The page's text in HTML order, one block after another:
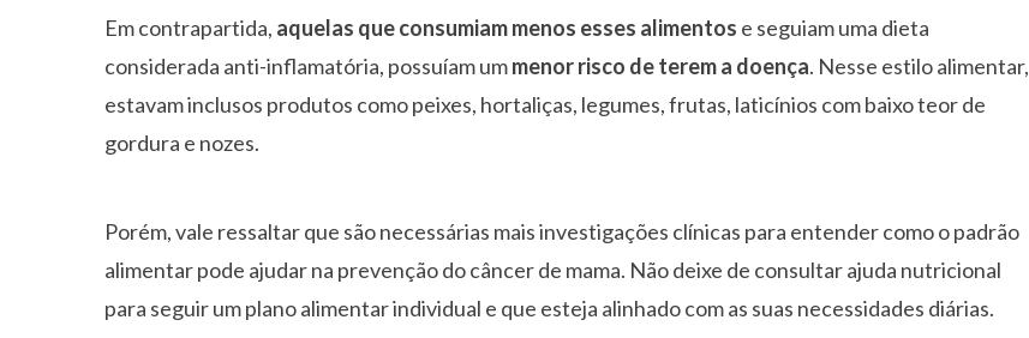
Em contrapartida, aquelas que consumiam menos esses alimentos e seguiam uma dieta
considerada anti-inflamatória, possuíam ummenor risco de terem a doença. Nesse estilo alimentar,
estavam inclusos produtos como peixes, hortaliças, legumes, frutas, laticínios com baixo teor de
gordura e nozes.
Porém, vale ressaltar que são necessárias mais investigações clínicas para entender como o padrão
alimentar pode ajudar na prevenção do câncer de mama. Não deixe de consultar ajuda nutricional
para seguir um plano alimentar individual e que esteja alinhado com as suas necessidades diárias.